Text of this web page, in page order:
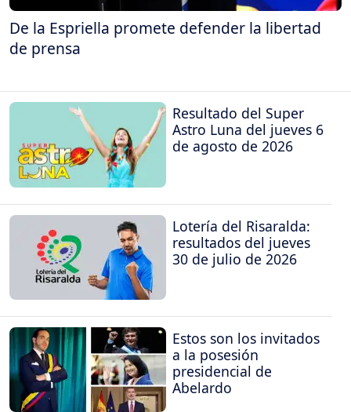
De la Espriella promete defender la libertad
de prensa
Resultado del Super
Astro Luna del jueves 6
de agosto de 2026
Lotería del Risaralda:
resultados del jueves
30 de julio de 2026
Estos son los invitados
a la posesión
presidencial de
Abelardo